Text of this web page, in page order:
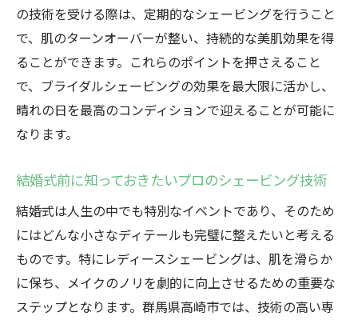
の技術を受ける際は、定期的なシェービングを行うこと
で、肌のターンオーバーが整い、持続的な美肌効果を得
ることができます。これらのポイントを押さえること
で、ブライダルシェービングの効果を最大限に活かし、
晴れの日を最高のコンディションで迎えることが可能に
なります。
結婚式前に知っておきたいプロのシェービング技術
結婚式は人生の中でも特別なイベントであり、そのため
にはどんな小さなディテールも完璧に整えたいと考える
ものです。特にレディースシェービングは、肌を滑らか
に保ち、メイクのノリを劇的に向上させるための重要な
ステップとなります。群馬県高崎市では、技術の高い専